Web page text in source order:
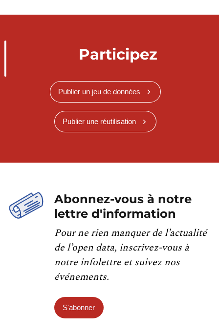
Participez
Publier un jeu de données
Publier une réutilisation
Abonnez-vous à notre
lettre d'information
Pour ne rien manquer de l’actualité
de l’open data, inscrivez-vous à
notre infolettre et suivez nos
événements.
S'abonner